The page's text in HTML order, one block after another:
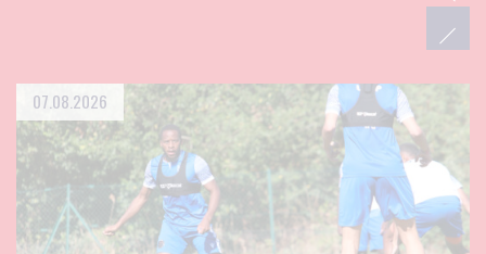
07.08.2026